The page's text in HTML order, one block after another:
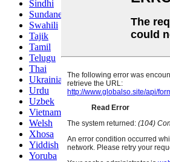
Sindhi
Sundanese
Swahili
Tajik
Tamil
Telugu
Thai
Ukrainian
Urdu
Uzbek
Vietnamese
Welsh
Xhosa
Yiddish
Yoruba